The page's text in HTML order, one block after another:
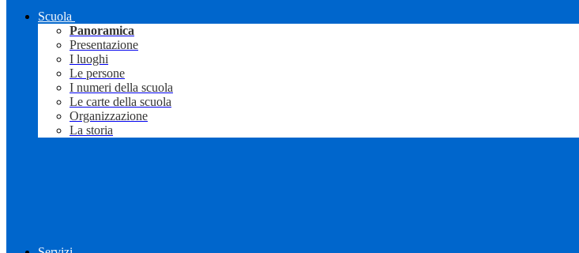
Scuola
Panoramica
Presentazione
I luoghi
Le persone
I numeri della scuola
Le carte della scuola
Organizzazione
La storia